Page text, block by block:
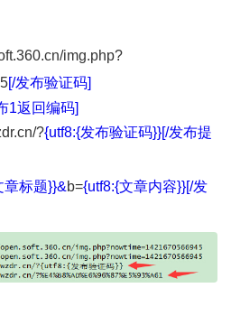
img.php?
[/发布验证码]
1返回编码]
?{utf8:{发布验证码}}[/发布提
章标题}}&b={utf8:{文章内容}}[/发